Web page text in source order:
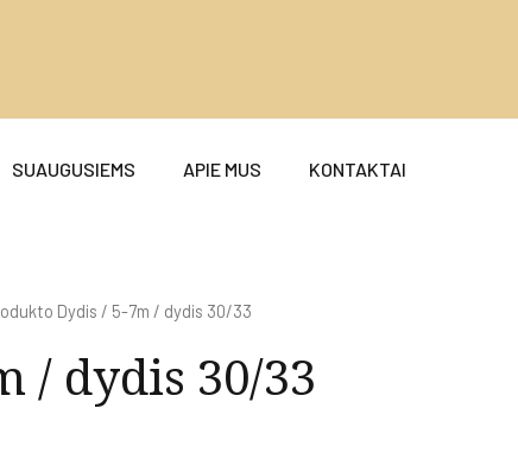
SUAUGUSIEMS APIE MUS KONTAKTAI
Dydis / 5-7m / dydis 30/33
/ dydis 30/33